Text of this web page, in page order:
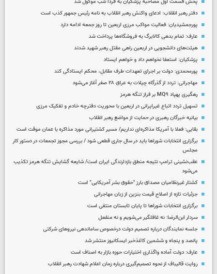
پخش قسمت اول مصاحبه پزشکیان به فردا شب موکول شد
دفتر رهبر انقلاب: ادعای واکنش رهبر انقلاب به نامه رئیس جمهور کذب است
پورجمشیدیان: فعالیت مواکب مرزی اربعین تا روز جمعه ادامه دارد
عارف: تمام بدهی کالابرگ به فروشگاه‌ها پرداخت شد
هیئت‌های دانشجویی در اربعین راهی مقتل رهبر شهید شدند
پزشکیان: استعفا نخواهم داد و خواهم ایستاد
پورمحمدی: دولت بر اجرای تعهدات طرف مقابل، محکم ایستادگی کند
مهاجرانی: تردد از گذرگاه چیلات به عراق ۲۸ صفر آغاز می‌شود
رهگیری پهپاد MQ۹ بر فراز تنگه هرمز
تسهیل تردد اتباع غیرایرانی در اربعین با محوریت دفترچه خادم و تفکیک مرزی
بیانیه خبرگان رهبری در حمایت از مواضع رهبر انقلاب
بقایی: فعلا با آمریکا مذاکره‌ای نداریم/ مسیر کشتیرانی مورد مذاکره با عمان موقت است
برگزاری انتخابات شوراها باید در سال جاری قطعی شود / بررسی مجوز تجمعات در دستور کار
مجلس
عقب‌نشینی ترامپ نتیجه منطق بازدارندگی ایران است/ شایعه گشایش تنگه هرمز تکذیب
می‌شود
کشتار غیرنظامیان مصداق بارز "حقوق بشر آمریکایی" است
جزئیات تازه از اصلاح قیمت بنزین از زبان مهاجرانی
برگزاری انتخابات شوراها تا پایان تابستان منتفی است
سردار ابن‌الرضا: نه غافلگیر می‌شویم و نه منفعل
جلسه نمایندگان درباره تصمیم دولت درخصوص ساماندهی نیروهای شرکتی
پانصد و پنجاه و ششمین کاغذخبر ایسکانیوز منتشر شد
عارف: دولت آماده واگذاری اختیارات حوزه بازار به اصناف است
روایت قالیباف از نحوه تصمیم‌گیری درباره زمان اعلام شهادت رهبر انقلاب